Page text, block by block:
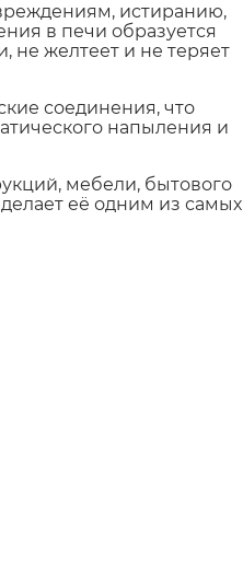
истиранию,
в печи образуется
не желтеет и не теряет
соединения, что
напыления и
мебели, бытового
её одним из самых